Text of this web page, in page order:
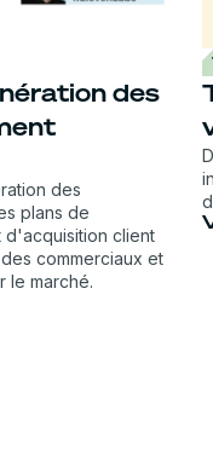
des
des
plans de
d'acquisition client
commerciaux et
le marché.